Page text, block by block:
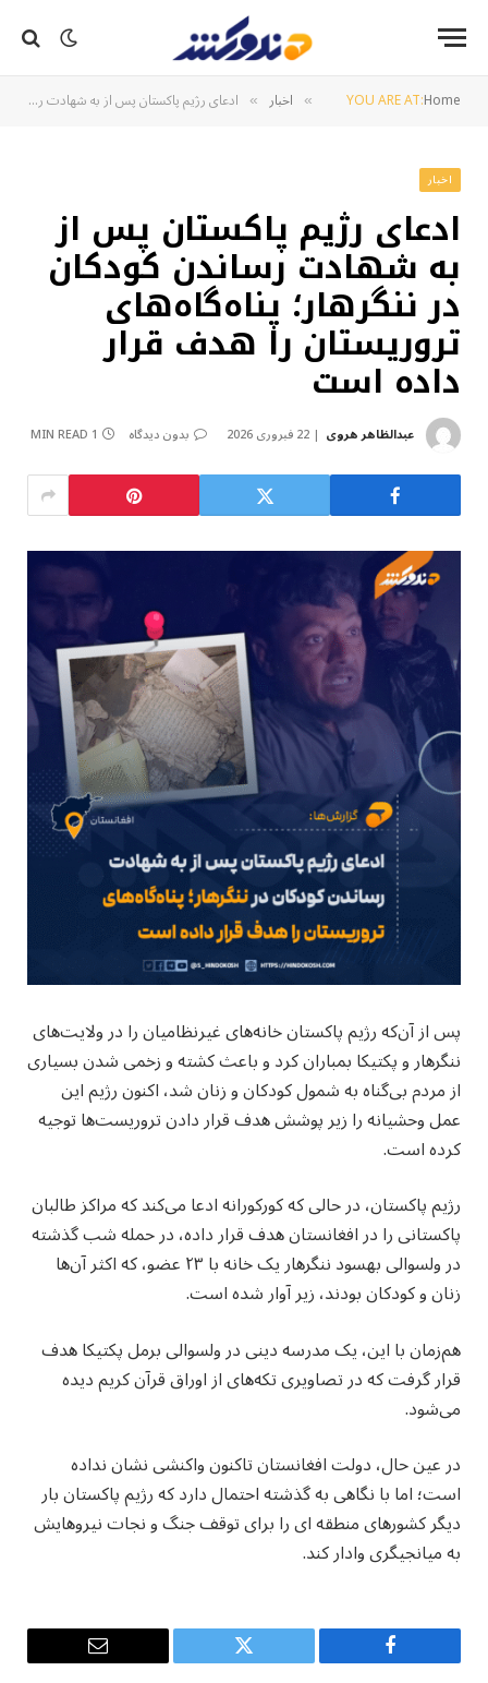
YOU ARE AT:Home
» اخبار » ادعای رژیم پاکستان پس از به شهادت رساندن کودکان در ننگرهار؛ پناه‌گاه‌های تروریستان را هدف قرار داده است
اخبار
ادعای رژیم پاکستان پس از
به شهادت رساندن کودکان
در ننگرهار؛ پناه‌گاه‌های
تروریستان را هدف قرار
داده است
عبدالظاهر هروی 22 فبروری 2026 بدون دیدگاه 1 MIN READ
پس از آن‌که رژیم پاکستان خانه‌های غیرنظامیان را در ولایت‌های
ننگرهار و پکتیکا بمباران کرد و باعث کشته و زخمی شدن بسیاری
از مردم بی‌گناه به شمول کودکان و زنان شد، اکنون رژیم این
عمل وحشیانه را زیر پوشش هدف قرار دادن تروریست‌ها توجیه
کرده است.
رژیم پاکستان، در حالی که کورکورانه ادعا می‌کند که مراکز طالبان
پاکستانی را در افغانستان هدف قرار داده، در حمله شب گذشته
در ولسوالی بهسود ننگرهار یک خانه با ۲۳ عضو، که اکثر آن‌ها
زنان و کودکان بودند، زیر آوار شده است.
هم‌زمان با این، یک مدرسه دینی در ولسوالی برمل پکتیکا هدف
قرار گرفت که در تصاویری تکه‌های از اوراق قرآن کریم دیده
می‌شود.
در عین حال، دولت افغانستان تاکنون واکنشی نشان نداده
است؛ اما با نگاهی به گذشته احتمال دارد که رژیم پاکستان بار
دیگر کشورهای منطقه ای را برای توقف جنگ و نجات نیروهایش
به میانجیگری وادار کند.
Facebook
Twitter
Email